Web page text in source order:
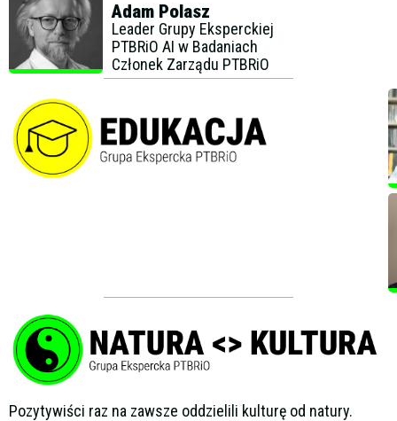
Adam Polasz
Leader Grupy Eksperckiej
PTBRiO AI w Badaniach
Członek Zarządu PTBRiO
Pozytywiści raz na zawsze oddzielili kulturę od natury.